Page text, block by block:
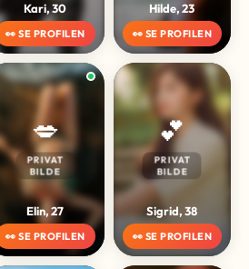
Kari, 30
👀 SE PROFILEN
Hilde, 23
👀 SE PROFILEN
💋
PRIVAT
BILDE
Elin, 27
👀 SE PROFILEN
💕
PRIVAT
BILDE
Sigrid, 38
👀 SE PROFILEN